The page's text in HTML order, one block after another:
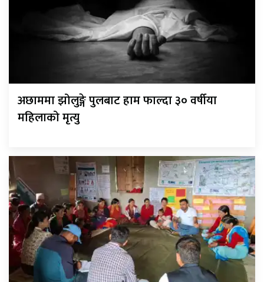
अछाममा झोलुङ्गे पुलबाट हाम फाल्दा ३० वर्षीया
महिलाको मृत्यु